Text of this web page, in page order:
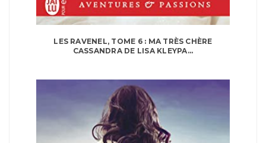
LES RAVENEL, TOME 6 : MA TRÈS CHÈRE
CASSANDRA DE LISA KLEYPA...